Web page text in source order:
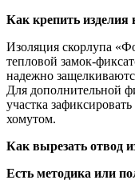
Как крепить изделия
Изоляция скорлупа
тепловой замок-
надежно
Для дополнительной
участка
хомутом.
Как вырезать отвод
Есть методика или